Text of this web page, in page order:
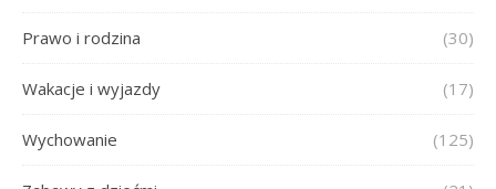
Prawo i rodzina (30)
Wakacje i wyjazdy (17)
Wychowanie (125)